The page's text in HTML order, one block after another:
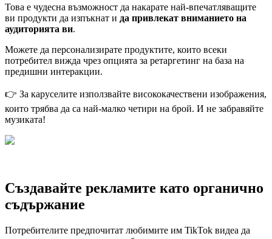
Това е чудесна възможност да накарате най-впечатляващите
ви продукти да изпъкнат и да привлекат вниманието на
аудиторията ви.
Можете да персонализирате продуктите, които всеки
потребител вижда чрез опцията за ретаргетинг на база на
предишни интеракции.
👉 За каруселите използвайте висококачествени изображения,
които трябва да са най-малко четири на брой. И не забравяйте
музиката!
Създавайте рекламите като органично
съдържание
Потребителите предпочитат любимите им TikTok видеа да